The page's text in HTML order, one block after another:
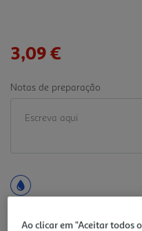
3,09 €
Notas de preparação
Ao clicar em "Aceitar todos